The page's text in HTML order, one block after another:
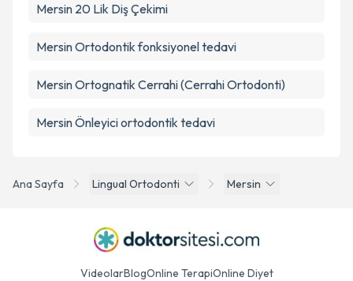
Ana Sayfa Lingual Ortodonti Mersin
Mersin 20 Lik Diş Çekimi
Mersin Ortodontik fonksiyonel tedavi
Mersin Ortognatik Cerrahi (Cerrahi Ortodonti)
Mersin Önleyici ortodontik tedavi
VideolarBlogOnline TerapiOnline Diyet